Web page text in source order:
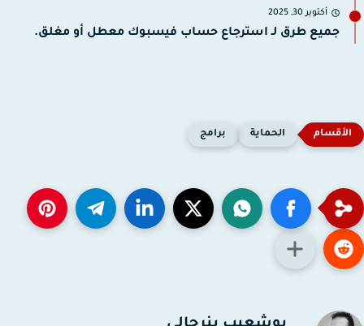
أكتوبر 30, 2025
جميع طرق لـ استرجاع حساب فيسبوك معطل أو مغلق.
الحماية برامج